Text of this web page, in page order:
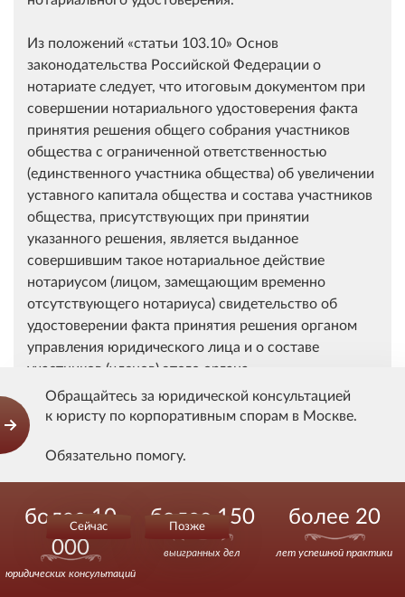
Из положений статьи 103.10 Основ
законодательства Российской Федерации о
нотариате следует, что итоговым документом при
совершении нотариального удостоверения факта
принятия решения общего собрания участников
общества с ограниченной ответственностью
(единственного участника общества) об увеличении
уставного капитала общества и состава участников
общества, присутствующих при принятии
указанного решения, является выданное
совершившим такое нотариальное действие
нотариусом (лицом, замещающим временно
отсутствующего нотариуса) свидетельство об
удостоверении факта принятия решения органом
управления юридического лица и о составе
участников (членов) этого органа,
присутствовавших при принятии данного решения.
Учитывая изложенное, исходя из смысла и целей
введения в действие положений
ответственностью" -обеспечение достоверности
сведений, представляемых при государственной
регистрации обществ с ограниченной
ответственностью в связи с увеличением их
Обращайтесь за юридической консультацией
к юристу по корпоративным спорам в Москве.
Обязательно помогу.
Сейчас Позже
более 10
000
юридических консультаций
более 150
выигранных дел
более 20
лет успешной практики